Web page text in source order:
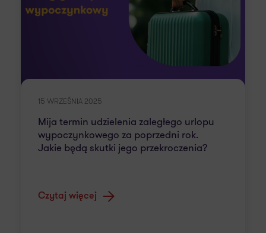
15 WRZEŚNIA 2025
Mija termin udzielenia zaległego urlopu
wypoczynkowego za poprzedni rok.
Jakie będą skutki jego przekroczenia?
Czytaj więcej